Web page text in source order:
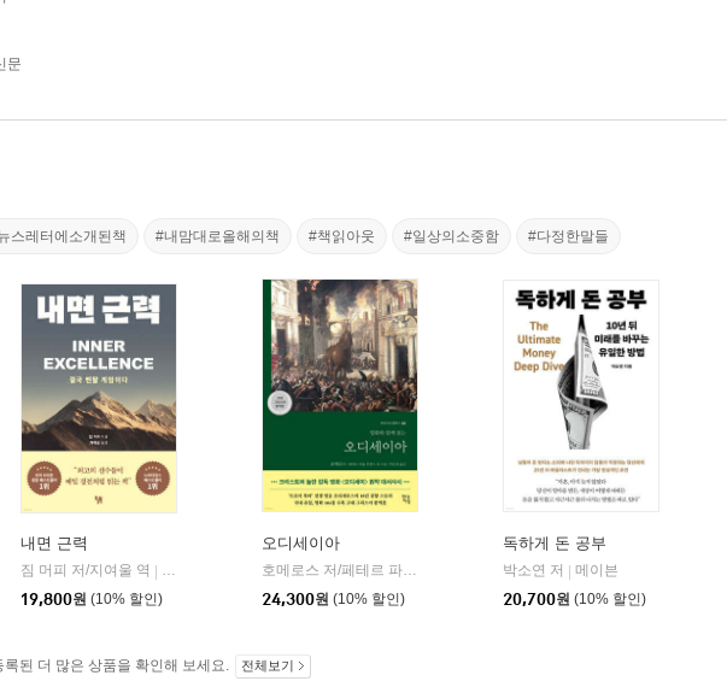
문
스레터에소개된책 #내맘대로올해의책 #책읽아웃 #일상의소중함 #다정한말들
내면 근력
짐 머피 저/지여울 역
윌북(willbook)
19,800원 (10% 할인)
오디세이아
호메로스 저/페테르 파울 루벤스 그림/박문재 역
현대지성
24,300원 (10% 할인)
독하게 돈 공부
박소연 저
메이븐
20,700원 (10% 할인)
된 더 많은 상품을 확인해 보세요. 전체보기